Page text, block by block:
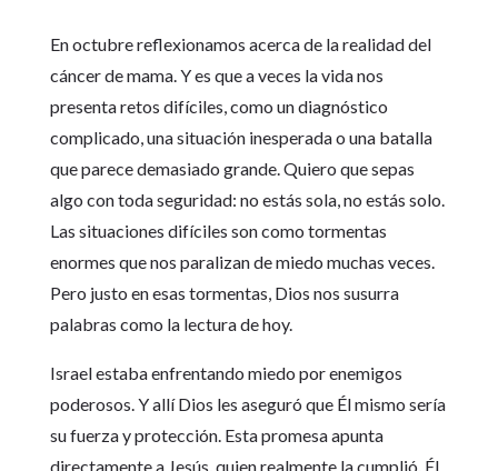
En octubre reflexionamos acerca de la realidad del
cáncer de mama. Y es que a veces la vida nos
presenta retos difíciles, como un diagnóstico
complicado, una situación inesperada o una batalla
que parece demasiado grande. Quiero que sepas
algo con toda seguridad: no estás sola, no estás solo.
Las situaciones difíciles son como tormentas
enormes que nos paralizan de miedo muchas veces.
Pero justo en esas tormentas, Dios nos susurra
palabras como la lectura de hoy.
Israel estaba enfrentando miedo por enemigos
poderosos. Y allí Dios les aseguró que Él mismo sería
su fuerza y protección. Esta promesa apunta
directamente a Jesús, quien realmente la cumplió. Él